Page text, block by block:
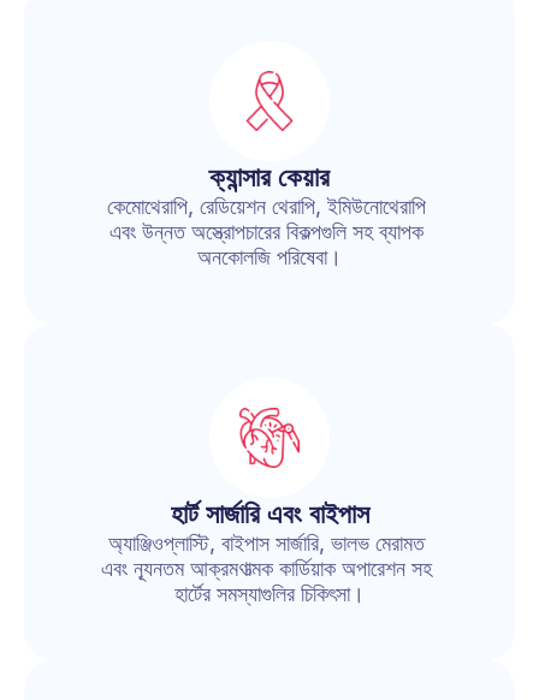
ক্যান্সার কেয়ার
কেমোথেরাপি, রেডিয়েশন থেরাপি, ইমিউনোথেরাপি
এবং উন্নত অস্ত্রোপচারের বিকল্পগুলি সহ ব্যাপক
অনকোলজি পরিষেবা।
হার্ট সার্জারি এবং বাইপাস
অ্যাঞ্জিওপ্লাস্টি, বাইপাস সার্জারি, ভালভ মেরামত
এবং ন্যূনতম আক্রমণাত্মক কার্ডিয়াক অপারেশন সহ
হার্টের সমস্যাগুলির চিকিৎসা।